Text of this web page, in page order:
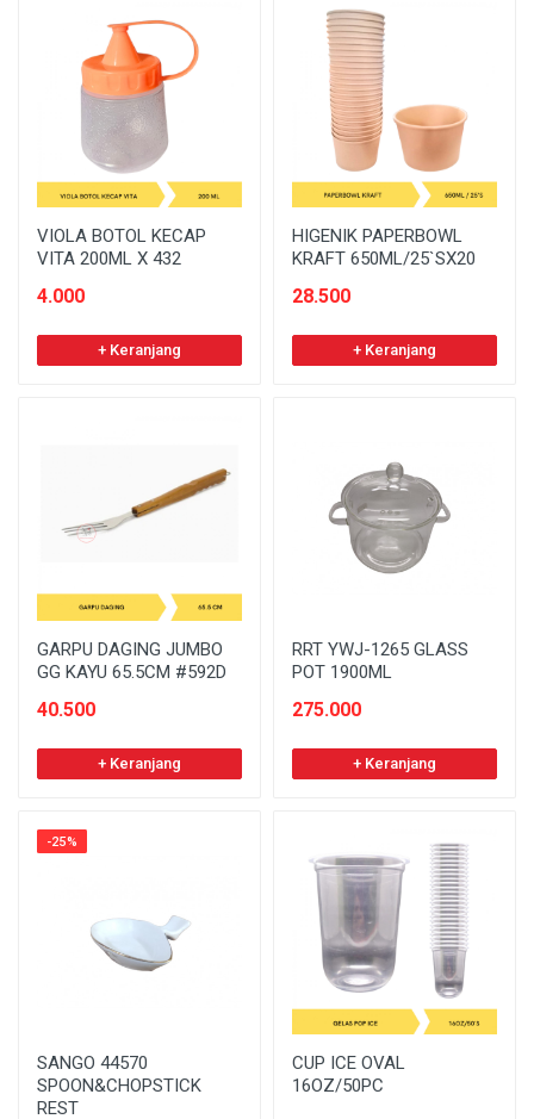
VIOLA BOTOL KECAP
VITA 200ML X 432
4.000
+ Keranjang
HIGENIK PAPERBOWL
KRAFT 650ML/25`SX20
28.500
+ Keranjang
GARPU DAGING JUMBO
GG KAYU 65.5CM #592D
40.500
+ Keranjang
RRT YWJ-1265 GLASS
POT 1900ML
275.000
+ Keranjang
-25%
SANGO 44570
SPOON&CHOPSTICK
REST
CUP ICE OVAL
16OZ/50PC